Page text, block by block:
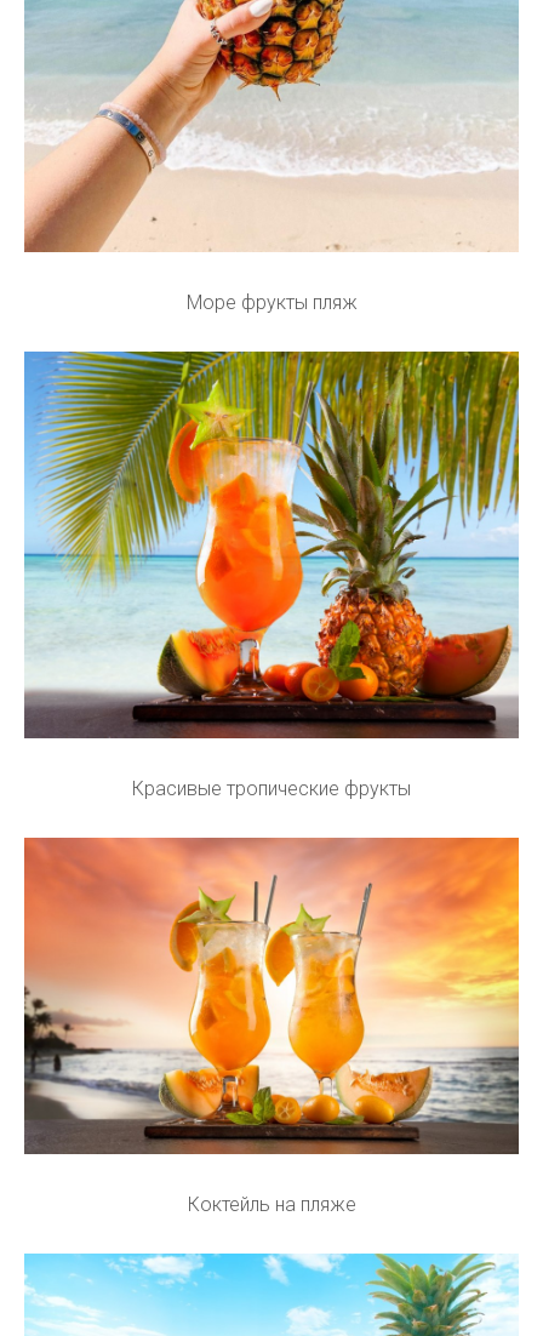
Море фрукты пляж
Красивые тропические фрукты
Коктейль на пляже